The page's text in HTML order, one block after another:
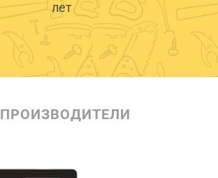
лет
ПРОИЗВОДИТЕЛИ